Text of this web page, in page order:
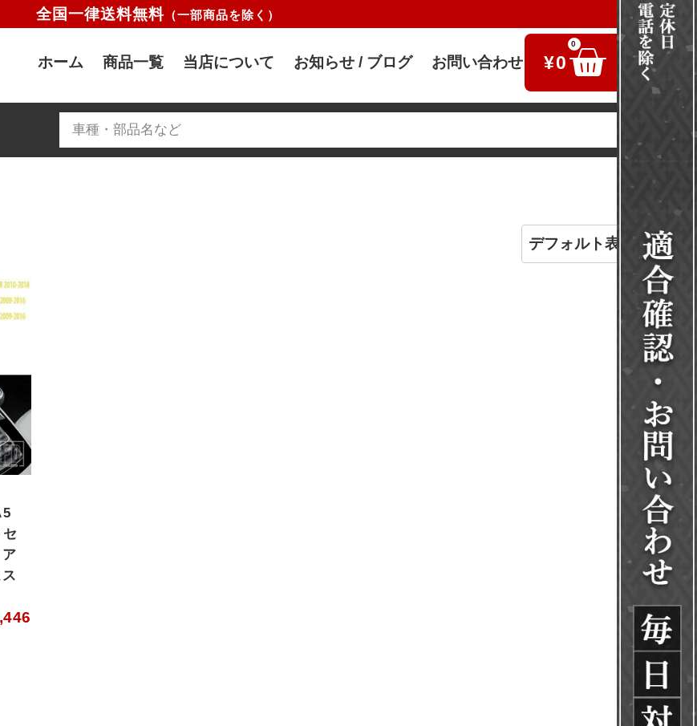
全国一律送料無料 （一部商品を除く）
ホーム 商品一覧 当店について お知らせ / ブログ お問い合わせ ¥0
0